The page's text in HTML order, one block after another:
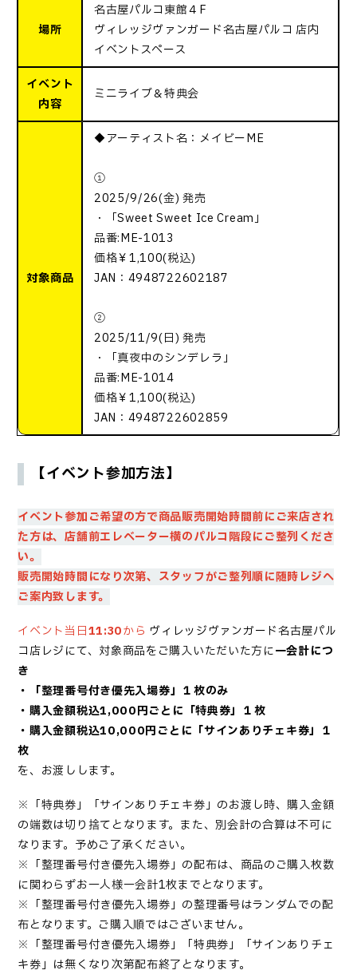
場所
名古屋パルコ東館４F
ヴィレッジヴァンガード名古屋パルコ 店内
イベントスペース
イベント
内容
ミニライブ＆特典会
対象商品
◆アーティスト名：メイビーME
①
2025/9/26(金) 発売
・「Sweet Sweet Ice Cream」
品番:ME-1013
価格￥1,100(税込)
JAN：4948722602187
②
2025/11/9(日) 発売
・「真夜中のシンデレラ」
品番:ME-1014
価格￥1,100(税込)
JAN：4948722602859
【イベント参加方法】
イベント参加ご希望の方で商品販売開始時間前にご来店され
た方は、店舗前エレベーター横のパルコ階段にご整列くださ
い。
販売開始時間になり次第、スタッフがご整列順に随時レジへ
ご案内致します。
イベント当日11:30から ヴィレッジヴァンガード名古屋パル
コ店レジにて、対象商品をご購入いただいた方に一会計につ
き
・「整理番号付き優先入場券」１枚のみ
・購入金額税込1,000円ごとに「特典券」１枚
・購入金額税込10,000円ごとに「サインありチェキ券」１
枚
を、お渡しします。
※「特典券」「サインありチェキ券」のお渡し時、購入金額
の端数は切り捨てとなります。また、別会計の合算は不可に
なります。予めご了承ください。
※「整理番号付き優先入場券」の配布は、商品のご購入枚数
に関わらずお一人様一会計1枚までとなります。
※「整理番号付き優先入場券」の整理番号はランダムでの配
布となります。ご購入順ではございません。
※「整理番号付き優先入場券」「特典券」「サインありチェ
キ券」は無くなり次第配布終了となります。